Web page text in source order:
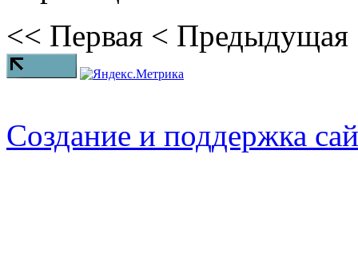
<< Первая < Предыдущая
Создание и поддержка